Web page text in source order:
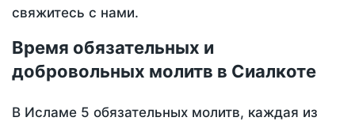
свяжитесь с нами.
Время обязательных и
добровольных молитв в Сиалкоте
В Исламе 5 обязательных молитв, каждая из